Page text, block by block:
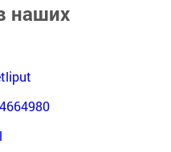
наших